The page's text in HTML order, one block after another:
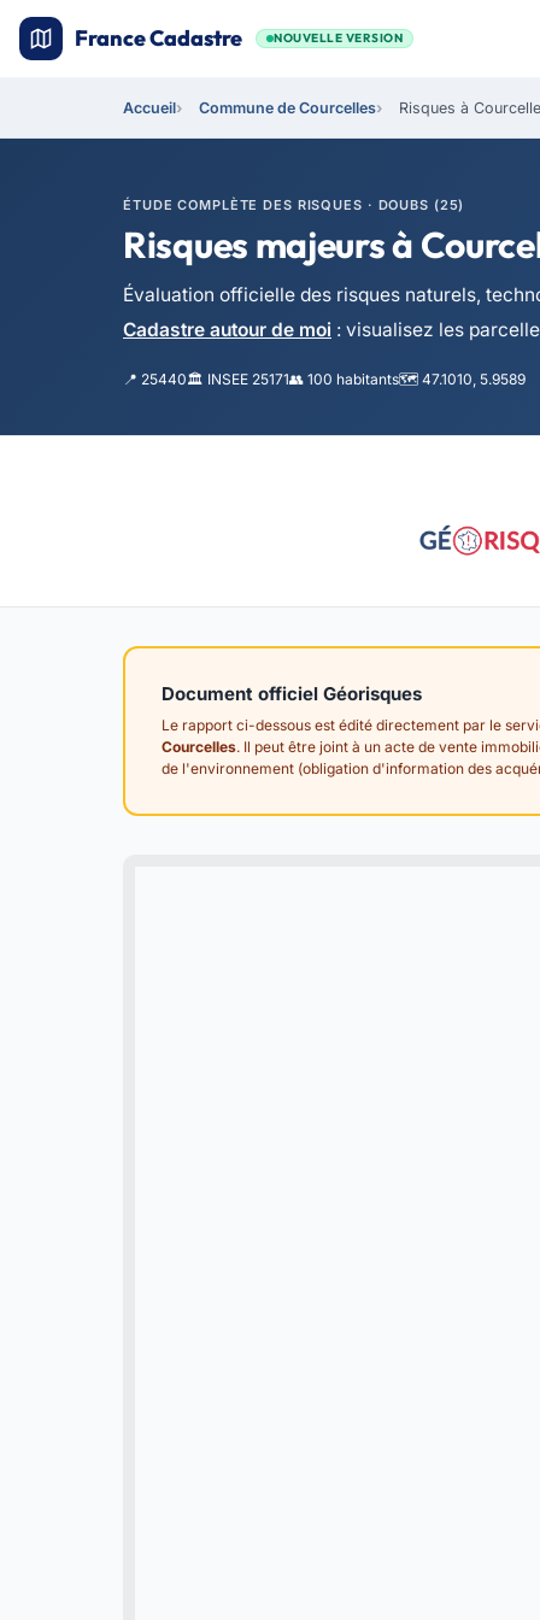
France Cadastre NOUVELLE VERSION
Accueil Commune de Courcelles Risques à
ÉTUDE COMPLÈTE DES RISQUES · DOUBS (25)
Risques majeurs à
Évaluation officielle des risques naturels,
Cadastre autour de moi : visualisez les
📍 25440🏛️ INSEE 25171👥 100 habitants🗺️ 47.1010, 5.9589
Document officiel Géorisques
Le rapport ci-dessous est édité directement par le
Courcelles. Il peut être joint à un acte de vente
de l'environnement (obligation d'information des